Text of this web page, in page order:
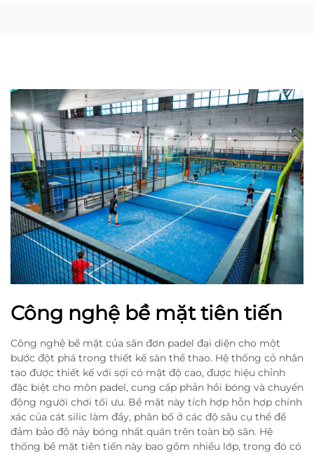
Công nghệ bề mặt tiên tiến
Công nghệ bề mặt của sân đơn padel đại diện cho một
bước đột phá trong thiết kế sàn thể thao. Hệ thống cỏ nhân
tạo được thiết kế với sợi có mật độ cao, được hiệu chỉnh
đặc biệt cho môn padel, cung cấp phản hồi bóng và chuyển
động người chơi tối ưu. Bề mặt này tích hợp hỗn hợp chính
xác của cát silic làm đầy, phân bố ở các độ sâu cụ thể để
đảm bảo độ nảy bóng nhất quán trên toàn bộ sân. Hệ
thống bề mặt tiên tiến này bao gồm nhiều lớp, trong đó có